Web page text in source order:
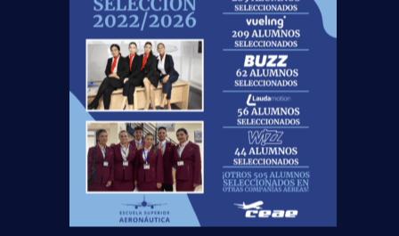
Noticias Relacionadas
Mapa de la aviación global 2025: las rutas más
transitadas y los países con más pasajeros
Leer más